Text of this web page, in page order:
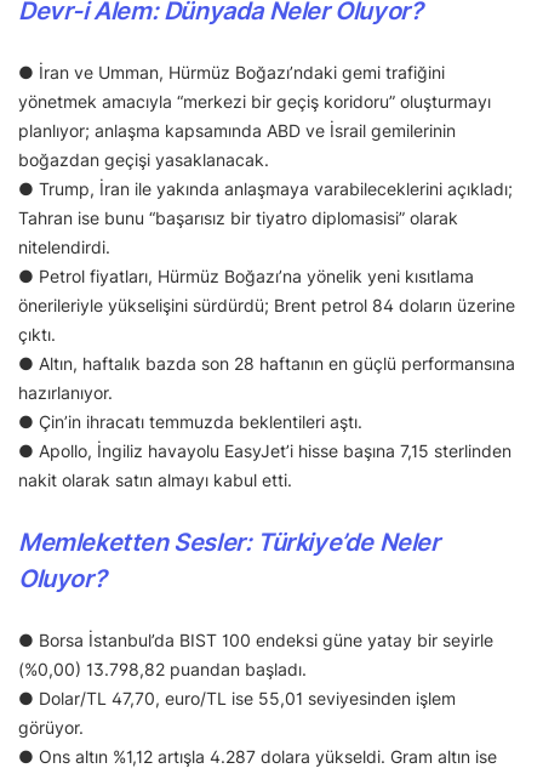
Devr-i Alem: Dünyada Neler Oluyor?
● İran ve Umman, Hürmüz Boğazı’ndaki gemi trafiğini
yönetmek amacıyla “merkezi bir geçiş koridoru” oluşturmayı
planlıyor; anlaşma kapsamında ABD ve İsrail gemilerinin
boğazdan geçişi yasaklanacak.
● Trump, İran ile yakında anlaşmaya varabileceklerini açıkladı;
Tahran ise bunu “başarısız bir tiyatro diplomasisi” olarak
nitelendirdi.
● Petrol fiyatları, Hürmüz Boğazı’na yönelik yeni kısıtlama
önerileriyle yükselişini sürdürdü; Brent petrol 84 doların üzerine
çıktı.
● Altın, haftalık bazda son 28 haftanın en güçlü performansına
hazırlanıyor.
● Çin’in ihracatı temmuzda beklentileri aştı.
● Apollo, İngiliz havayolu EasyJet’i hisse başına 7,15 sterlinden
nakit olarak satın almayı kabul etti.
Memleketten Sesler: Türkiye’de Neler
Oluyor?
● Borsa İstanbul’da BIST 100 endeksi güne yatay bir seyirle
(%0,00) 13.798,82 puandan başladı.
● Dolar/TL 47,70, euro/TL ise 55,01 seviyesinden işlem
görüyor.
● Ons altın %1,12 artışla 4.287 dolara yükseldi. Gram altın ise